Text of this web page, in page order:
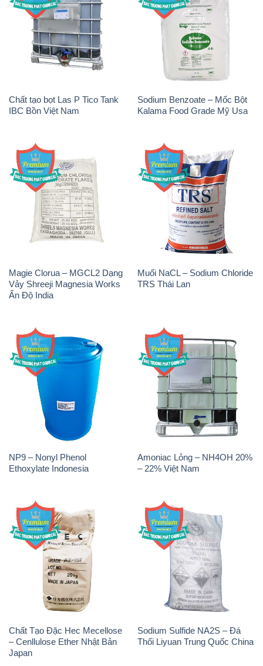
Chất tạo bọt Las P Tico Tank
IBC Bồn Việt Nam
Sodium Benzoate – Mốc Bột
Kalama Food Grade Mỹ Usa
Magie Clorua – MGCL2 Dạng
Vảy Shreeji Magnesia Works
Ấn Độ India
Muối NaCL – Sodium Chloride
TRS Thái Lan
NP9 – Nonyl Phenol
Ethoxylate Indonesia
Amoniac Lỏng – NH4OH 20%
– 22% Việt Nam
Chất Tạo Đặc Hec Mecellose
– Cenllulose Ether Nhật Bản
Japan
Sodium Sulfide NA2S – Đá
Thối Liyuan Trung Quốc China